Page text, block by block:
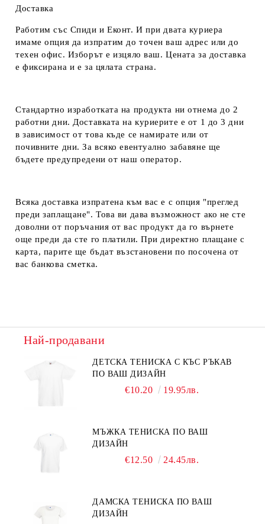
Доставка
Работим със Спиди и Еконт. И при двата куриера
имаме опция да изпратим до точен ваш адрес или до
техен офис. Изборът е изцяло ваш. Цената за доставка
е фиксирана и е за цялата страна.
Стандартно изработката на продукта ни отнема до 2
работни дни. Доставката на куриерите е от 1 до 3 дни
в зависимост от това къде се намирате или от
почивните дни. За всяко евентуално забавяне ще
бъдете предупредени от наш оператор.
Всяка доставка изпратена към вас е с опция "преглед
преди заплащане". Това ви дава възможност ако не сте
доволни от поръчания от вас продукт да го върнете
още преди да сте го платили. При директно плащане с
карта, парите ще бъдат възстановени по посочена от
вас банкова сметка.
Най-продавани
ДЕТСКА ТЕНИСКА С КЪС РЪКАВ
ПО ВАШ ДИЗАЙН
€10.20 19.95лв.
МЪЖКА ТЕНИСКА ПО ВАШ
ДИЗАЙН
€12.50 24.45лв.
ДАМСКА ТЕНИСКА ПО ВАШ
ДИЗАЙН